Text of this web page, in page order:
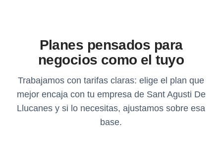
Planes pensados para
negocios como el tuyo
Trabajamos con tarifas claras: elige el plan que
mejor encaja con tu empresa de Sant Agusti De
Llucanes y si lo necesitas, ajustamos sobre esa
base.